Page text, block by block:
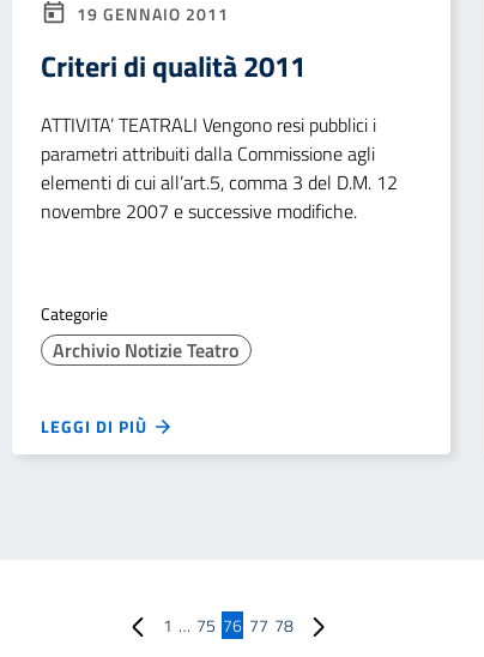
19 GENNAIO 2011
Criteri di qualità 2011
ATTIVITA’ TEATRALI Vengono resi pubblici i
parametri attribuiti dalla Commissione agli
elementi di cui all’art.5, comma 3 del D.M. 12
novembre 2007 e successive modifiche.
Categorie
Archivio Notizie Teatro
LEGGI DI PIÙ
Pagina precedente
1 … 75 76 77 78